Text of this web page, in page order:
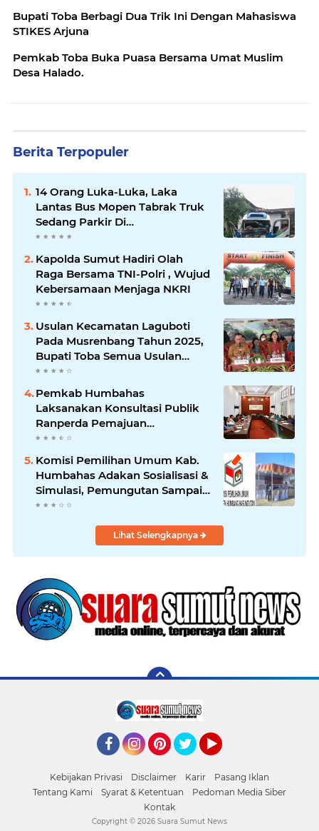
Bupati Toba Berbagi Dua Trik Ini Dengan Mahasiswa
STIKES Arjuna
Pemkab Toba Buka Puasa Bersama Umat Muslim
Desa Halado.
Berita Terpopuler
14 Orang Luka-Luka, Laka
Lantas Bus Mopen Tabrak Truk
Sedang Parkir Di
Siborongborong
Kapolda Sumut Hadiri Olah
Raga Bersama TNI-Polri , Wujud
Kebersamaan Menjaga NKRI
Usulan Kecamatan Laguboti
Pada Musrenbang Tahun 2025,
Bupati Toba Semua Usulan
Harus Mendukung
Pertumbuhan Pariwisata.
Pemkab Humbahas
Laksanakan Konsultasi Publik
Ranperda Pemajuan
Kebudayaan Daerah
Komisi Pemilihan Umum Kab.
Humbahas Adakan Sosialisasi &
Simulasi, Pemungutan Sampai
Rekapitulasi Suara.
Lihat Selengkapnya
Kebijakan Privasi Disclaimer Karir
Pasang Iklan
Tentang Kami
Syarat & Ketentuan
Pedoman Media Siber
Kontak
Copyright © 2026 Suara Sumut News